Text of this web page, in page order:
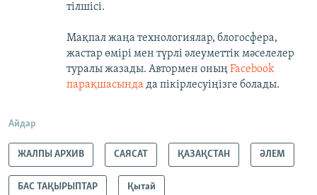
тілшісі.
Мақпал жаңа технологиялар, блогосфера,
жастар өмірі мен түрлі әлеуметтік мәселелер
туралы жазады. Автормен оныңFacebook
парақшасында да пікірлесуіңізге болады.
Айдар
ЖАЛПЫ АРХИВ САЯСАТ ҚАЗАҚСТАН ӘЛЕМ
БАС ТАҚЫРЫПТАР Қытай